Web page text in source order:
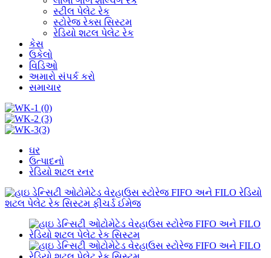
સ્ટીલ પેલેટ રેક
સ્ટોરેજ રેક્સ સિસ્ટમ
રેડિયો શટલ પેલેટ રેક
કેસ
ઉકેલો
વિડિઓ
અમારો સંપર્ક કરો
સમાચાર
ઘર
ઉત્પાદનો
રેડિયો શટલ રનર